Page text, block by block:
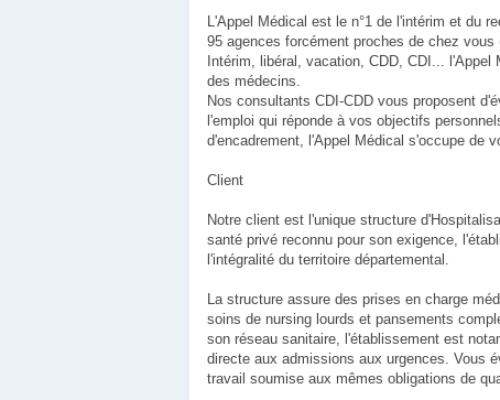
L'Appel Médical est le n°1 de l'intérim et du
95 agences forcément proches de chez
Intérim, libéral, vacation, CDD, CDI...
des médecins.
Nos consultants CDI-CDD vous proposent
l'emploi qui réponde à vos objectifs
d'encadrement, l'Appel Médical s'occupe de
Client
Notre client est l'unique structure
santé privé reconnu pour son exigence,
l'intégralité du territoire départemental.
La structure assure des prises en charge
soins de nursing lourds et pansements
son réseau sanitaire, l'établissement est
directe aux admissions aux urgences. Vous
travail soumise aux mêmes obligations de